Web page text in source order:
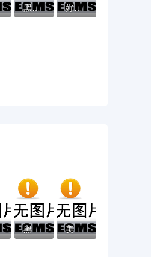
黑户能下款的app口子有哪些？今天带来10款黑... 好分期哪个口子好下款？老哥实测避坑贷款平...
黑户贷款必过的口子有哪些？这几招教你轻松... 美团借钱叫啥来？盘点7个网贷平台门槛低一点...